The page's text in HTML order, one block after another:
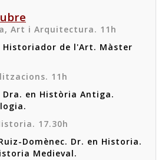
Art i Arquitectura. 11h
Historiador de l'Art. Màster
11h
Dra. en Història Antiga.
17.30h
Domènec. Dr. en Historia.
Medieval.